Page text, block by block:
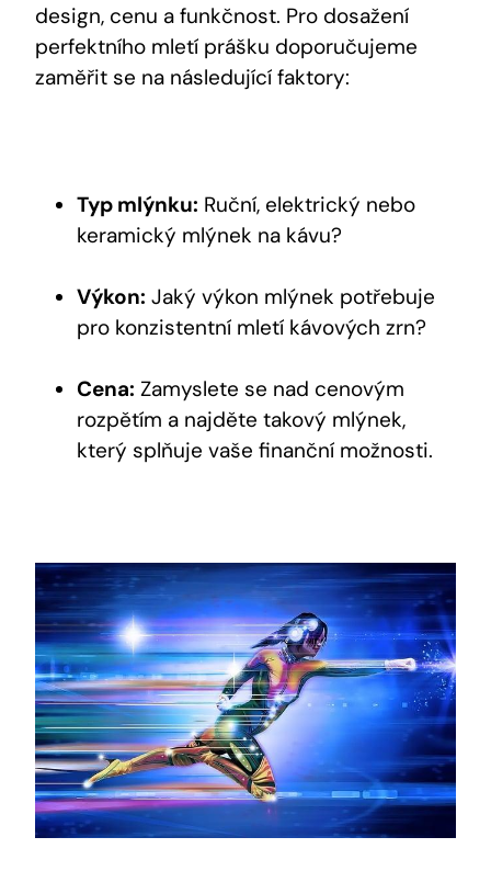
design, cenu a funkčnost. Pro dosažení
perfektního mletí prášku doporučujeme
zaměřit se na následující faktory:
Typ mlýnku: Ruční, elektrický nebo
keramický mlýnek na kávu?
Výkon: Jaký výkon mlýnek potřebuje
pro konzistentní mletí kávových zrn?
Cena: Zamyslete se nad cenovým
rozpětím a najděte takový mlýnek,
který splňuje vaše finanční možnosti.